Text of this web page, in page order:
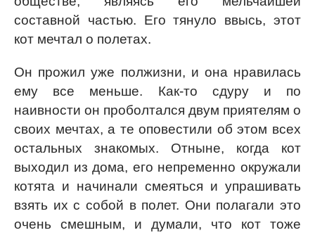
составной частью. Его тянуло ввысь, этот
кот мечтал о полетах.
Он прожил уже полжизни, и она нравилась
ему все меньше. Как-то сдуру и по
наивности он проболтался двум приятелям о
своих мечтах, а те оповестили об этом всех
остальных знакомых. Отныне, когда кот
выходил из дома, его непременно окружали
котята и начинали смеяться и упрашивать
взять их с собой в полет. Они полагали это
очень смешным, и думали, что кот тоже